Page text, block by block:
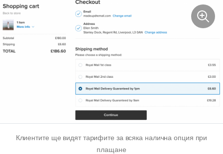
Клиентите ще видят тарифите за всяка налична опция при
плащане